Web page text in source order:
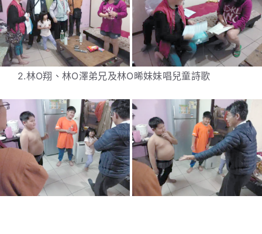
2.林O翔、林O澤弟兄及林O晞妹妹唱兒童詩歌